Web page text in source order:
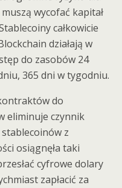
wycofać kapitał
całkowicie
działają w
do zasobów 24
365 dni w tygodniu.
do
eliminuje czynnik
z
osiągnęła taki
cyfrowe dolary
zapłacić za